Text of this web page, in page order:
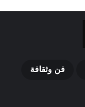
فن وثقافة